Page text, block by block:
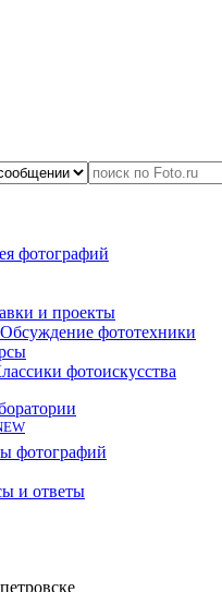
фотографий
и проекты
Обсуждение фототехники
фотоискусства
фотографий
и ответы